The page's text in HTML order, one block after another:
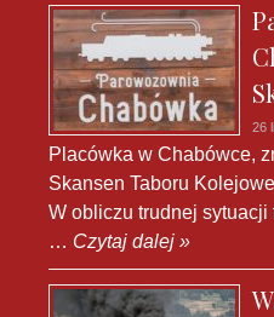
26
Placówka w Chabówce,
Skansen Taboru
W obliczu trudnej
… Czytaj dalej »